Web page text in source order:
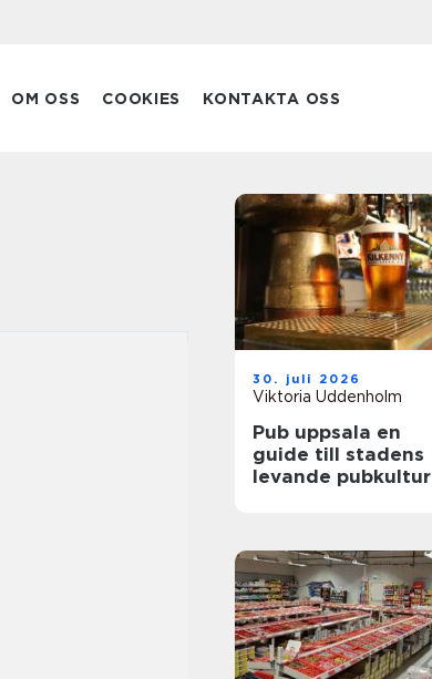
OM OSS COOKIES KONTAKTA OSS
30. juli 2026
Viktoria Uddenholm
Pub uppsala en
guide till stadens
levande pubkultur